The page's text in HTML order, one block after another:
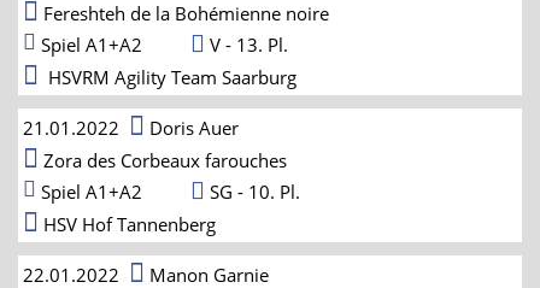
Fereshteh de la Bohémienne noire
Spiel A1+A2
V - 13. Pl.
HSVRM Agility Team Saarburg
21.01.2022
Doris Auer
Zora des Corbeaux farouches
Spiel A1+A2
SG - 10. Pl.
HSV Hof Tannenberg
22.01.2022
Manon Garnie